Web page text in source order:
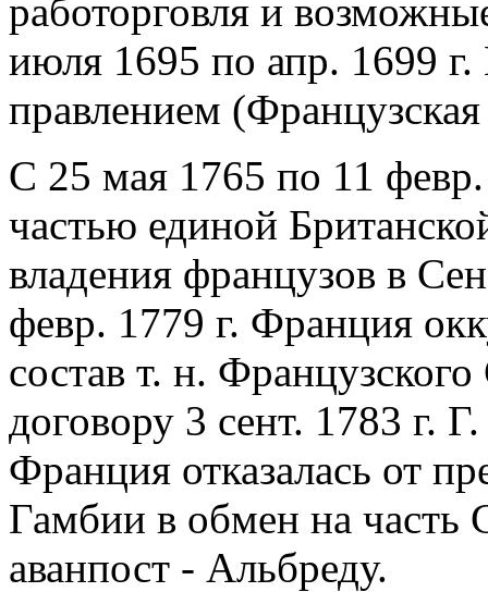
работорговля и
июля 1695 по апр. 1699
правлением
С 25 мaя 1765 по 11
частью единой
владения французов в
февр. 1779 г. Франция
состав т. н.
договору 3 сент. 1783 г.
Франция отказалась от
Гамбии в обмен на часть
аванпост - Альбреду.